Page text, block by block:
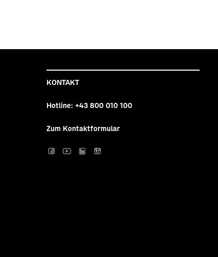
KONTAKT
Hotline: +43 800 010 100
Zum Kontaktformular
Post auf facebook
Post auf YouTube
Post auf
Post auf